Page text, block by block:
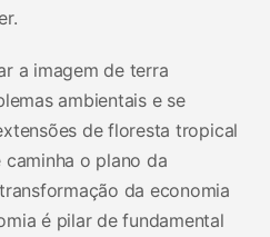
a imagem de terra
ambientais e se
de floresta tropical
o plano da
da economia
é pilar de fundamental